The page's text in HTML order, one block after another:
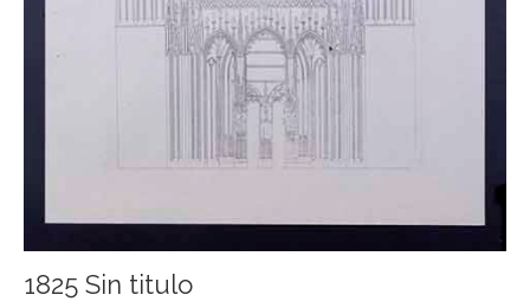
1825 Sin titulo